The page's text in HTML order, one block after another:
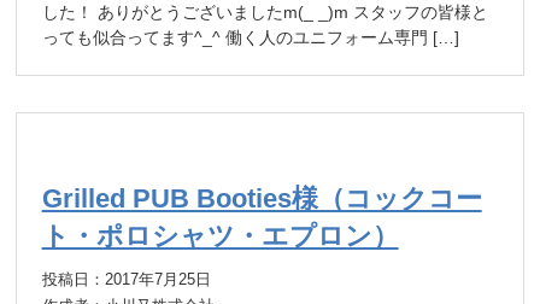
した！ ありがとうございましたm(_ _)m スタッフの皆様と
っても似合ってます^_^ 働く人のユニフォーム専門 […]
Grilled PUB Booties様（コックコー
ト・ポロシャツ・エプロン）
投稿日：2017年7月25日